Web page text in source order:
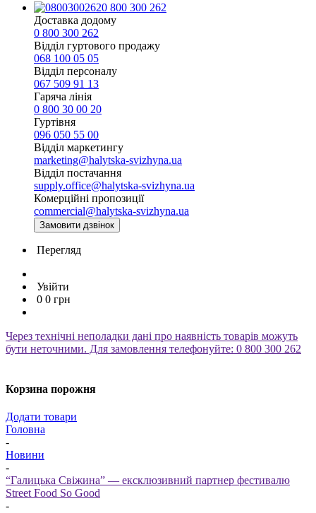
0 800 300 262
Доставка додому
0 800 300 262
Відділ гуртового продажу
068 100 05 05​
Відділ персоналу
067 509 91 13
Гаряча лінія
0 800 30 00 20
Гуртівня
096 050 55 00
Відділ маркетингу
marketing@halytska-svizhyna.ua
Відділ постачання
supply.office@halytska-svizhyna.ua
Комерційні пропозиції
commercial@halytska-svizhyna.ua
Замовити дзвінок
Перегляд
Увійти
0 0 грн
Через технічні неполадки дані про наявність товарів можуть
бути неточними. Для замовлення телефонуйте: 0 800 300 262
Корзина порожня
Додати товари
Головна
-
Новини
-
“Галицька Свіжина” — ексклюзивний партнер фестивалю
Street Food So Good
-